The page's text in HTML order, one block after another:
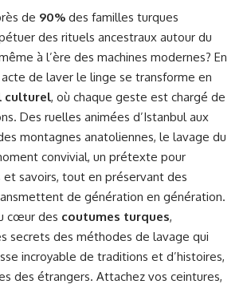
de 90% des familles turques
des rituels ancestraux autour du
à l’ère des machines modernes? En
de laver le linge se transforme en
culturel, où chaque geste est chargé de
Des ruelles animées d’Istanbul aux
montagnes anatoliennes, le lavage du
convivial, un prétexte pour
et savoirs, tout en préservant des
de génération en génération.
cœur des coutumes turques,
secrets des méthodes de lavage qui
incroyable de traditions et d’histoires,
des étrangers. Attachez vos ceintures,